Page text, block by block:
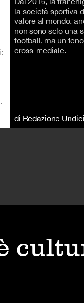
la società sportiva
valore al mondo.
non sono solo una
football, ma un
cross-mediale.
di Redazione Undici